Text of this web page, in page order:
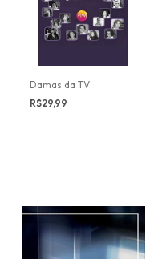
Damas da TV
R$29,99